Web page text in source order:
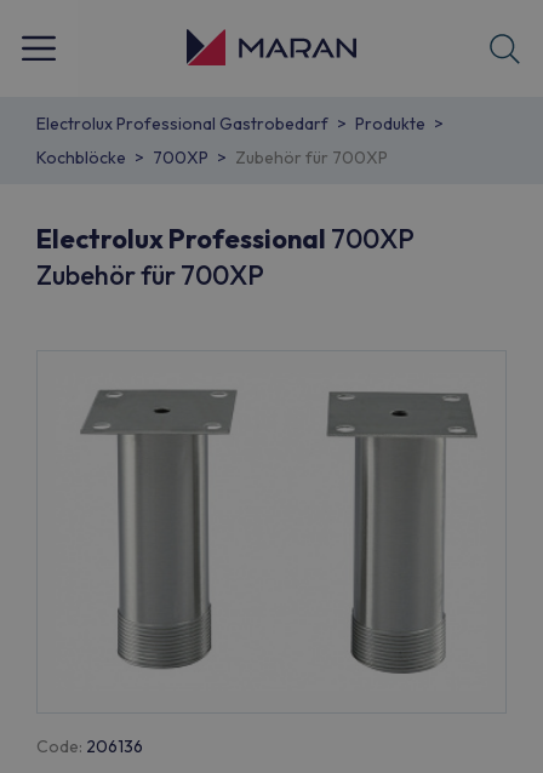
Electrolux Professional Gastrobedarf
Produkte
Kochblöcke
700XP Zubehör für 700XP
Electrolux Professional 700XP
Zubehör für 700XP
Code: 206136